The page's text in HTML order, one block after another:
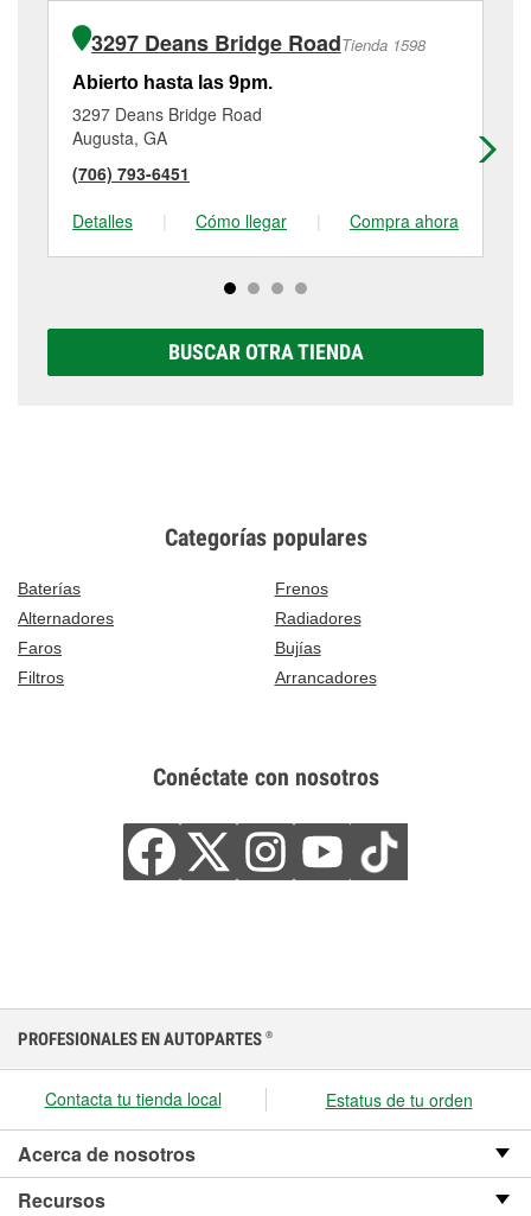
3297 Deans Bridge RoadTienda 1598
Abierto hasta las 9pm.
3297 Deans Bridge Road
Augusta, GA
(706) 793-6451
Detalles
| Cómo llegar | Compra ahora
BUSCAR OTRA TIENDA
Categorías populares
Baterías
Frenos
Alternadores
Radiadores
Faros
Bujías
Filtros
Arrancadores
Conéctate con nosotros
PROFESIONALES EN AUTOPARTES ®
Contacta tu tienda local Estatus de tu orden
Acerca de nosotros
Recursos